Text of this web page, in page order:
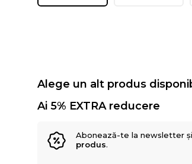
Alege un alt produs
Ai 5% EXTRA reducere
Abonează-te la newsletter
produs.